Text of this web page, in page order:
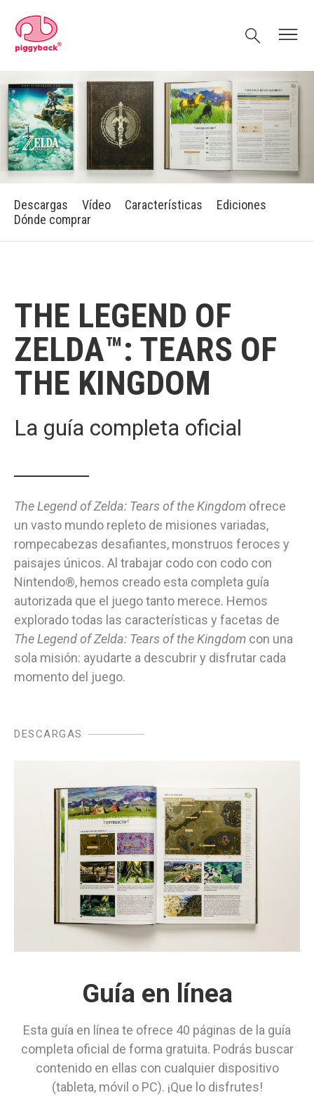
content
Piggyback.com Search Menu
THE LEGEND OF
ZELDA™: TEARS OF
THE KINGDOM
La guía completa oficial
Descargas Vídeo Características
Ediciones
Dónde comprar
The Legend of Zelda: Tears of the Kingdom ofrece
un vasto mundo repleto de misiones variadas,
rompecabezas desafiantes, monstruos feroces y
paisajes únicos. Al trabajar codo con codo con
Nintendo®, hemos creado esta completa guía
autorizada que el juego tanto merece. Hemos
explorado todas las características y facetas de
The Legend of Zelda: Tears of the Kingdom con una
sola misión: ayudarte a descubrir y disfrutar cada
momento del juego.
DESCARGAS
Guía en línea
Esta guía en línea te ofrece 40 páginas de la guía
completa oficial de forma gratuita. Podrás buscar
contenido en ellas con cualquier dispositivo
(tableta, móvil o PC). ¡Que lo disfrutes!